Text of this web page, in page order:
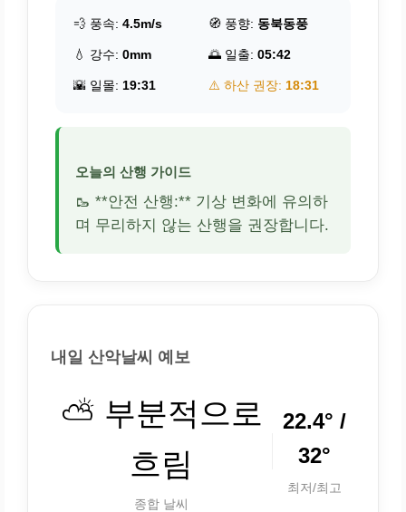
💨 풍속: 4.5m/s 🧭 풍향: 동북동풍
💧 강수: 0mm 🌅 일출: 05:42
🌇 일몰: 19:31 ⚠️ 하산 권장: 18:31
오늘의 산행 가이드
🥾 **안전 산행:** 기상 변화에 유의하
며 무리하지 않는 산행을 권장합니다.
내일 산악날씨 예보
⛅ 부분적으로
흐림
종합 날씨
22.4° /
32°
최저/최고